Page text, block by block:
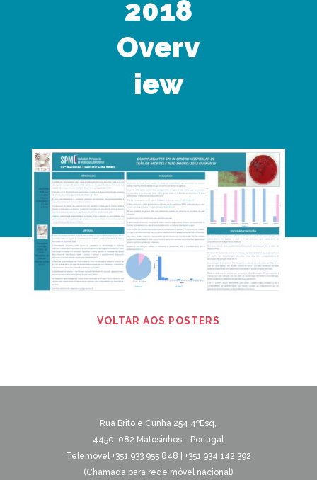
2018
Overv
iew
VOLTAR AOS POSTERS
Rua Brito e Cunha 254 4ºEsq,
4450-082 Matosinhos - Portugal
Telemóvel +351 933 955 848 | +351 934 142 392
(Chamada para rede móvel nacional)